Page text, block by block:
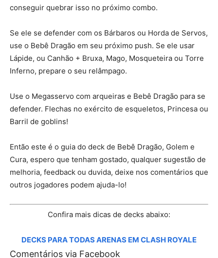
conseguir quebrar isso no próximo combo.
Se ele se defender com os Bárbaros ou Horda de Servos,
use o Bebê Dragão em seu próximo push. Se ele usar
Lápide, ou Canhão + Bruxa, Mago, Mosqueteira ou Torre
Inferno, prepare o seu relâmpago.
Use o Megasservo com arqueiras e Bebê Dragão para se
defender. Flechas no exército de esqueletos, Princesa ou
Barril de goblins!
Então este é o guia do deck de Bebê Dragão, Golem e
Cura, espero que tenham gostado, qualquer sugestão de
melhoria, feedback ou duvida, deixe nos comentários que
outros jogadores podem ajuda-lo!
Confira mais dicas de decks abaixo:
DECKS PARA TODAS ARENAS EM CLASH ROYALE
Comentários via Facebook